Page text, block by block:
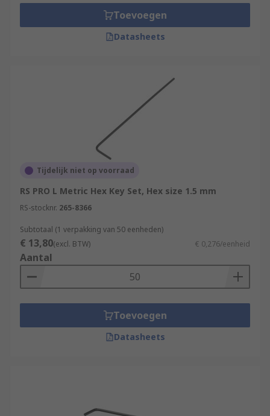
For more information please refer to our
Toevoegen
Datasheets
Tijdelijk niet op voorraad
RS PRO L Metric Hex Key Set, Hex size 1.5 mm
RS-stocknr. 265-8366
Subtotaal (1 verpakking van 50 eenheden)
€ 13,80(excl. BTW) € 0,276/eenheid
Aantal
Toevoegen
Datasheets